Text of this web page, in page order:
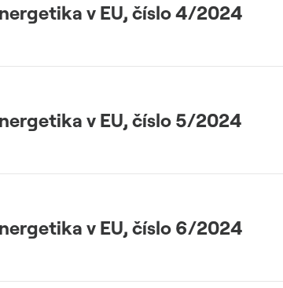
v EU, číslo 4/2024
v EU, číslo 5/2024
v EU, číslo 6/2024